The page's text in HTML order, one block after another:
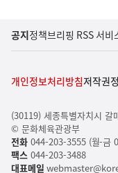
공지정책브리핑 RSS 서비
개인정보처리방침저작권
(30119) 세종특별자치시 갈
© 문화체육관광부
전화044-203-3555 (월-금
팩스044-203-3488
대표메일